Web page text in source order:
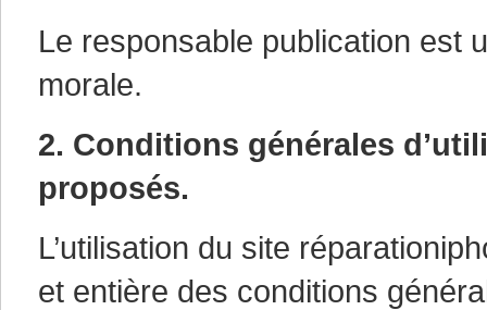
Le responsable publication est
morale.
2. Conditions générales
proposés.
L’utilisation du site
et entière des conditions